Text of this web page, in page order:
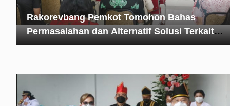
Rakorevbang Pemkot Tomohon Bahas
Permasalahan dan Alternatif Solusi Terkait
Pembangunan